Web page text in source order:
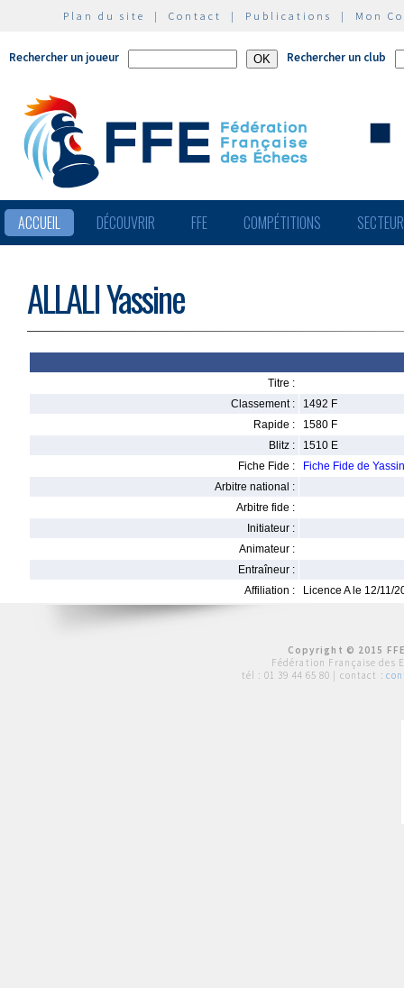
Plan du site | Contact | Publications | Mon
Rechercher un joueur Rechercher un club
ACCUEIL DÉCOUVRIR FFE COMPÉTITIONS
ALLALI Yassine
Titre :
Classement :
1492 F
Rapide :
1580 F
Blitz :
1510 E
Fiche Fide :
Fiche Fide de
Arbitre national :
Arbitre fide :
Initiateur :
Animateur :
Entraîneur :
Affiliation :
Licence A le 12/11/
Copyright © 2015
Fédération Française des
tél : 01 39 44 65 80 | contact :